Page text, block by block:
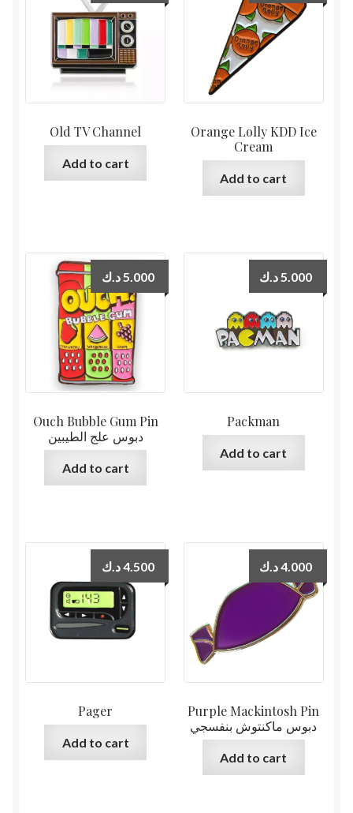
Old TV Channel
Add to cart
Orange Lolly KDD Ice
Cream
Add to cart
Ouch Bubble Gum Pin
دبوس علج الطيبين
5.000د.ك
Add to cart
Packman
5.000د.ك
Add to cart
Pager
4.500د.ك
Add to cart
Purple Mackintosh Pin
دبوس ماكنتوش بنفسجي
4.000د.ك
Add to cart